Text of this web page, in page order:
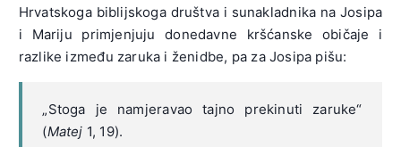
Hrvatskoga biblijskoga društva i sunakladnika na Josipa
i Mariju primjenjuju donedavne kršćanske običaje i
razlike između zaruka i ženidbe, pa za Josipa pišu:
„Stoga je namjeravao tajno prekinuti zaruke“
(Matej 1, 19).